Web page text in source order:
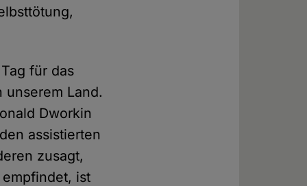
für das
Land.
Dworkin
assistierten
zusagt,
ist